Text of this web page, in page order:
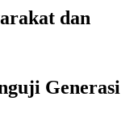
dan
Generasi